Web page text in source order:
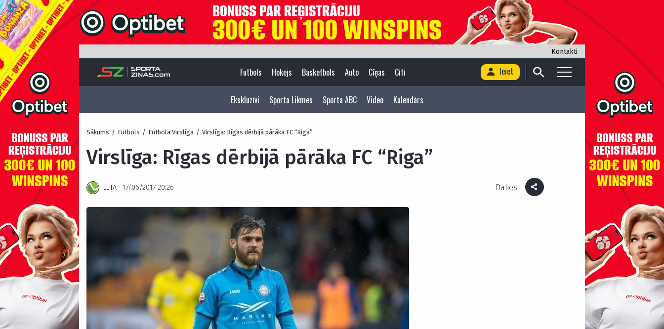
Kontakti
Futbols Hokejs Basketbols Auto Cīņas Citi Ieiet
Ekskluzīvi Sporta Likmes Sporta ABC Video Kalendārs
Sākums / Futbols / Futbola Virslīga / Virslīga: Rīgas dērbijā pārāka FC “Riga”
Virslīga: Rīgas dērbijā pārāka FC “Riga”
LETA 17/06/2017 20:26 Dalies